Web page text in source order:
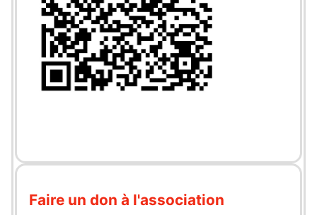
Faire un don à l'association